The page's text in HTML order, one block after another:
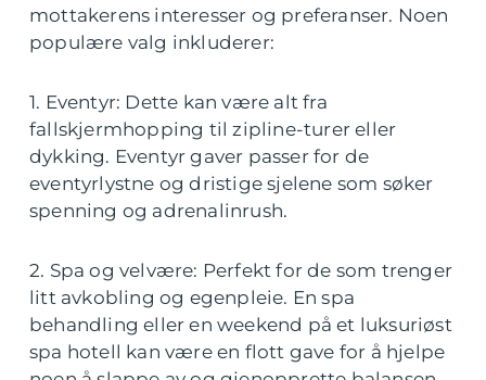
mottakerens interesser og preferanser. Noen
populære valg inkluderer:
1. Eventyr: Dette kan være alt fra
fallskjermhopping til zipline-turer eller
dykking. Eventyr gaver passer for de
eventyrlystne og dristige sjelene som søker
spenning og adrenalinrush.
2. Spa og velvære: Perfekt for de som trenger
litt avkobling og egenpleie. En spa
behandling eller en weekend på et luksuriøst
spa hotell kan være en flott gave for å hjelpe